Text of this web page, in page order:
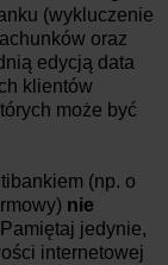
(wykluczenie
oraz
edycją data
klientów
może być
(np. o
nie
jedynie,
internetowej